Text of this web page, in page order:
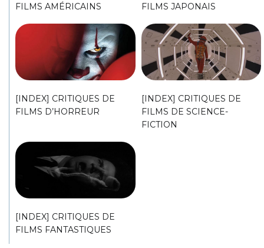
FILMS AMÉRICAINS
FILMS JAPONAIS
[INDEX] CRITIQUES DE
FILMS D’HORREUR
[INDEX] CRITIQUES DE
FILMS DE SCIENCE-
FICTION
[INDEX] CRITIQUES DE
FILMS FANTASTIQUES